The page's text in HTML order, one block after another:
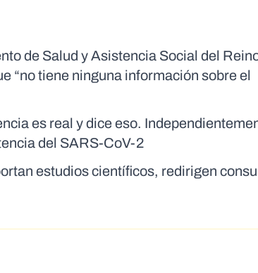
de Salud y Asistencia Social del
“no tiene ninguna información sobre el
es real y dice eso.
del SARS-CoV-2
estudios científicos, redirigen